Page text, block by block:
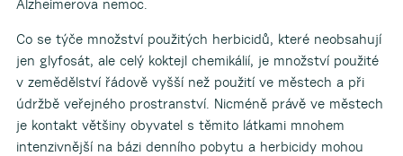
Alzheimerova nemoc.
Co se týče množství použitých herbicidů, které neobsahují
jen glyfosát, ale celý koktejl chemikálií, je množství použité
v zemědělství řádově vyšší než použití ve městech a při
údržbě veřejného prostranství. Nicméně právě ve městech
je kontakt většiny obyvatel s těmito látkami mnohem
intenzivnější na bázi denního pobytu a herbicidy mohou